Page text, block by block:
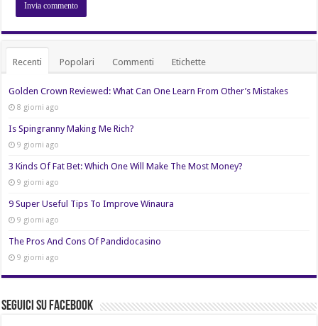
Recenti Popolari Commenti Etichette
Golden Crown Reviewed: What Can One Learn From Other’s Mistakes
8 giorni ago
Is Spingranny Making Me Rich?
9 giorni ago
3 Kinds Of Fat Bet: Which One Will Make The Most Money?
9 giorni ago
9 Super Useful Tips To Improve Winaura
9 giorni ago
The Pros And Cons Of Pandidocasino
9 giorni ago
Seguici su Facebook